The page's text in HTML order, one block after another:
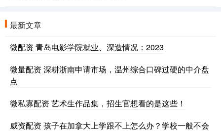
最新文章
微配资 青岛电影学院就业、深造情况：2023
微量配资 深耕浙南申请市场，温州综合口碑过硬的中介盘
点
微私寡配资 艺术生作品集，招生官想看的是这些！
威资配资 孩子在加拿大上学跟不上怎么办？学校一般不会